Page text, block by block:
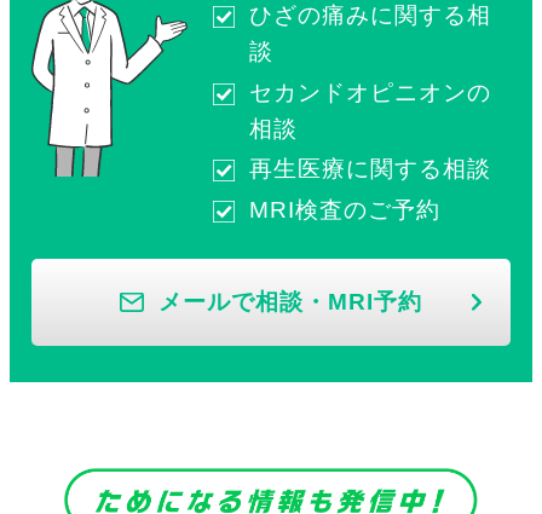
ひざの痛みに関する相
談
セカンドオピニオンの
相談
再生医療に関する相談
MRI検査のご予約
メールで相談・MRI予約